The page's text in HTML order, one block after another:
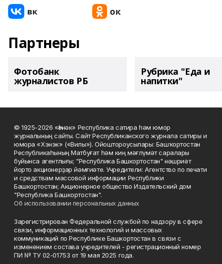
Партнеры
Фотобанк
журналистов РБ
Рубрика "Еда и
напитки"
© 1925-2026 «Һәнәк» Республика сатира һәм юмор
журналының сайты. Сайт Республиканского журнала сатиры и
юмора «Хэнэк» («Вилы»). Ойоштороусылары: Башҡортостан
Республикаһының Матбуғат һәм киң мәғлүмәт саралары
буйынса агентлығы; "Республика Башкортостан" нәшриәт
йорто акционерҙар йәмғиәте. Учредители: Агентство по печати
и средствам массовой информации Республики
Башкортостан; Акционерное общество Издательский дом
"Республика Башкортостан".
Об использовании персональных данных
Зарегистрирован Федеральной службой по надзору в сфере
связи, информационных технологий и массовых
коммуникаций по Республике Башкортостан в связи с
изменением состава учредителей - регистрационный номер
ПИ № ТУ 02-01753 от 19 мая 2025 года.